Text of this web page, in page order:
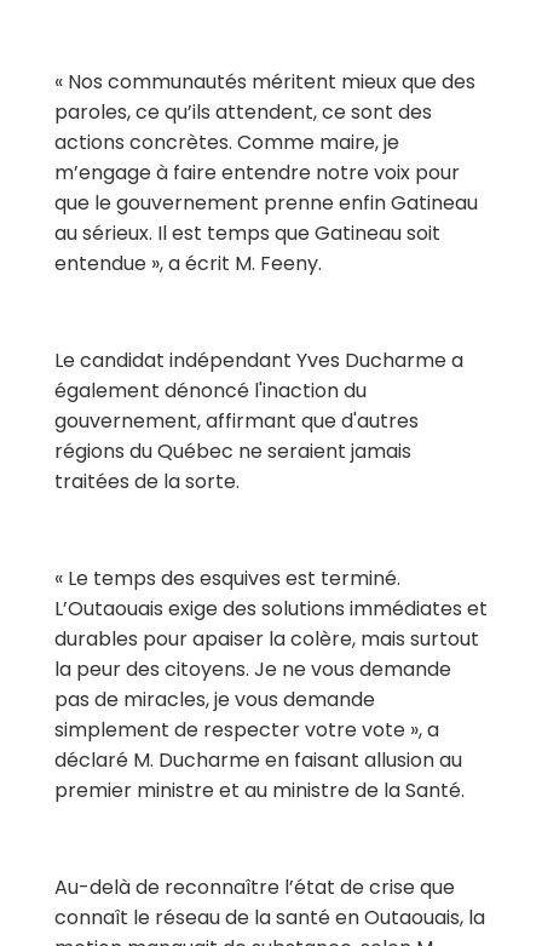
« Nos communautés méritent mieux que des
paroles, ce qu’ils attendent, ce sont des
actions concrètes. Comme maire, je
m’engage à faire entendre notre voix pour
que le gouvernement prenne enfin Gatineau
au sérieux. Il est temps que Gatineau soit
entendue », a écrit M. Feeny.
Le candidat indépendant Yves Ducharme a
également dénoncé l'inaction du
gouvernement, affirmant que d'autres
régions du Québec ne seraient jamais
traitées de la sorte.
« Le temps des esquives est terminé.
L’Outaouais exige des solutions immédiates et
durables pour apaiser la colère, mais surtout
la peur des citoyens. Je ne vous demande
pas de miracles, je vous demande
simplement de respecter votre vote », a
déclaré M. Ducharme en faisant allusion au
premier ministre et au ministre de la Santé.
Au-delà de reconnaître l’état de crise que
connaît le réseau de la santé en Outaouais, la